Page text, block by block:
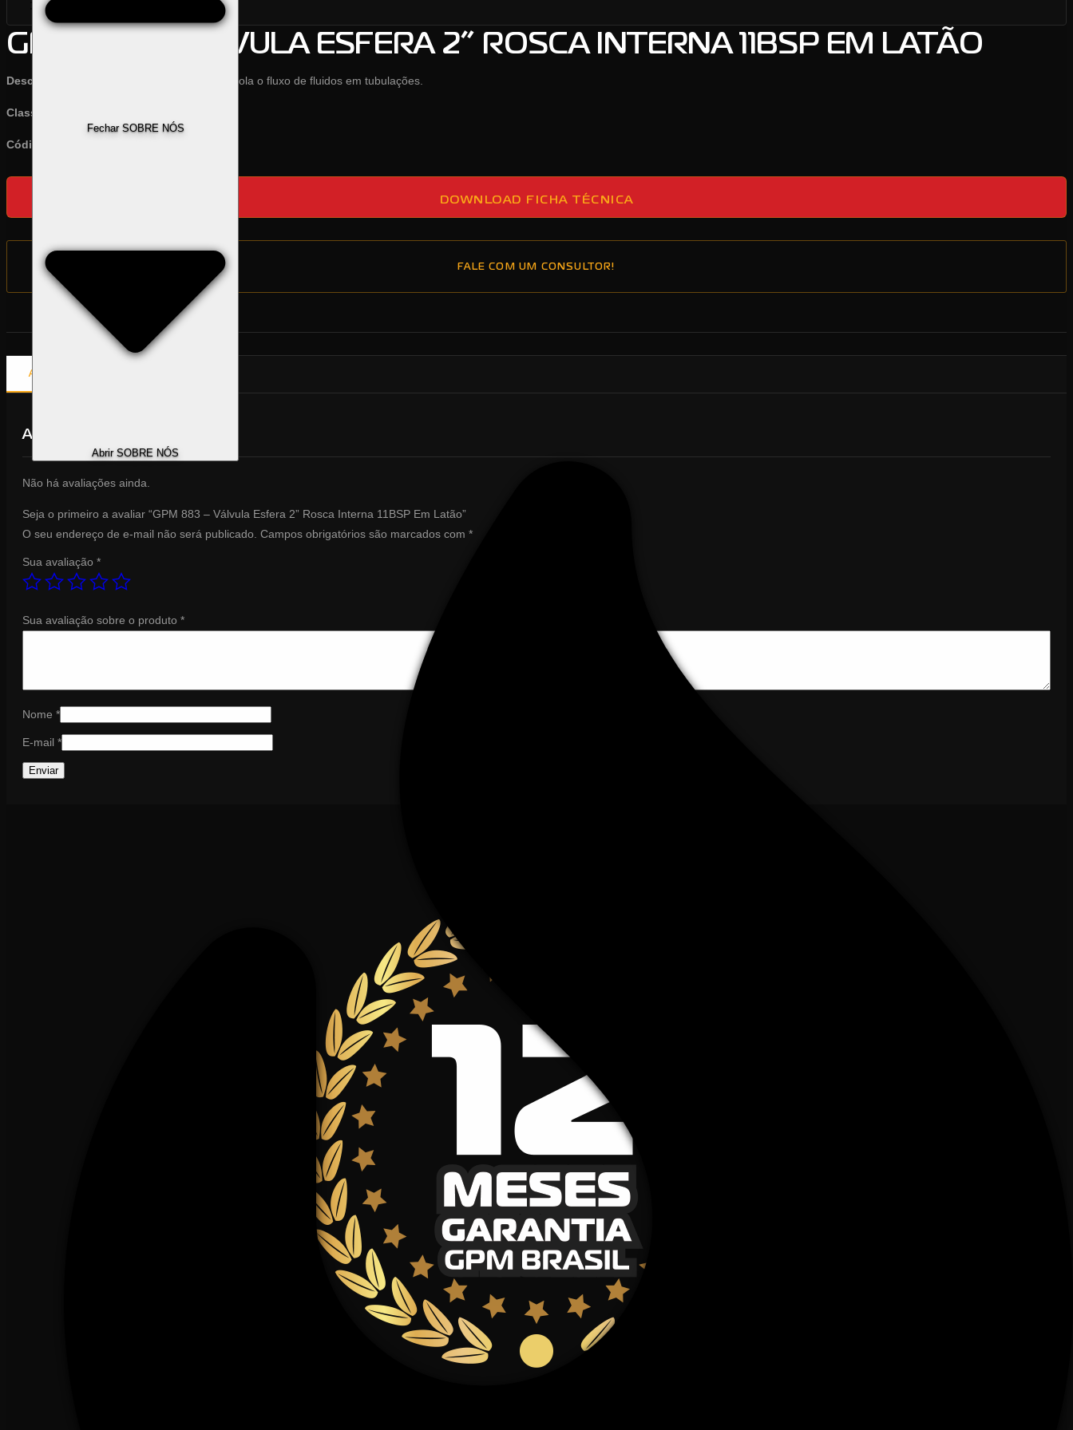
Fechar SOBRE NÓS
Abrir SOBRE NÓS
Previous
Next
GPM 883 – VÁLVULA ESFERA 2” ROSCA INTERNA 11BSP EM LATÃO
Descrição: A Válvula de esfera da GPM controla o fluxo de fluidos em tubulações.
Classificação Fiscal
Código:
DOWNLOAD FICHA TÉCNICA
FALE COM UM CONSULTOR!
AVALIAÇÕES (0)
AVALIAÇÕES
Não há avaliações ainda.
Seja o primeiro a avaliar “GPM 883 – Válvula Esfera 2” Rosca Interna 11BSP Em Latão”
O seu endereço de e-mail não será publicado. Campos obrigatórios são marcados com *
Sua avaliação *
Sua avaliação sobre o produto *
Nome *
E-mail *